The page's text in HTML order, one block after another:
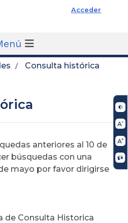
Acceder
Consulta histórica
anteriores al 10 de
búsquedas con una
mayo por favor dirigirse
de Consulta Historica